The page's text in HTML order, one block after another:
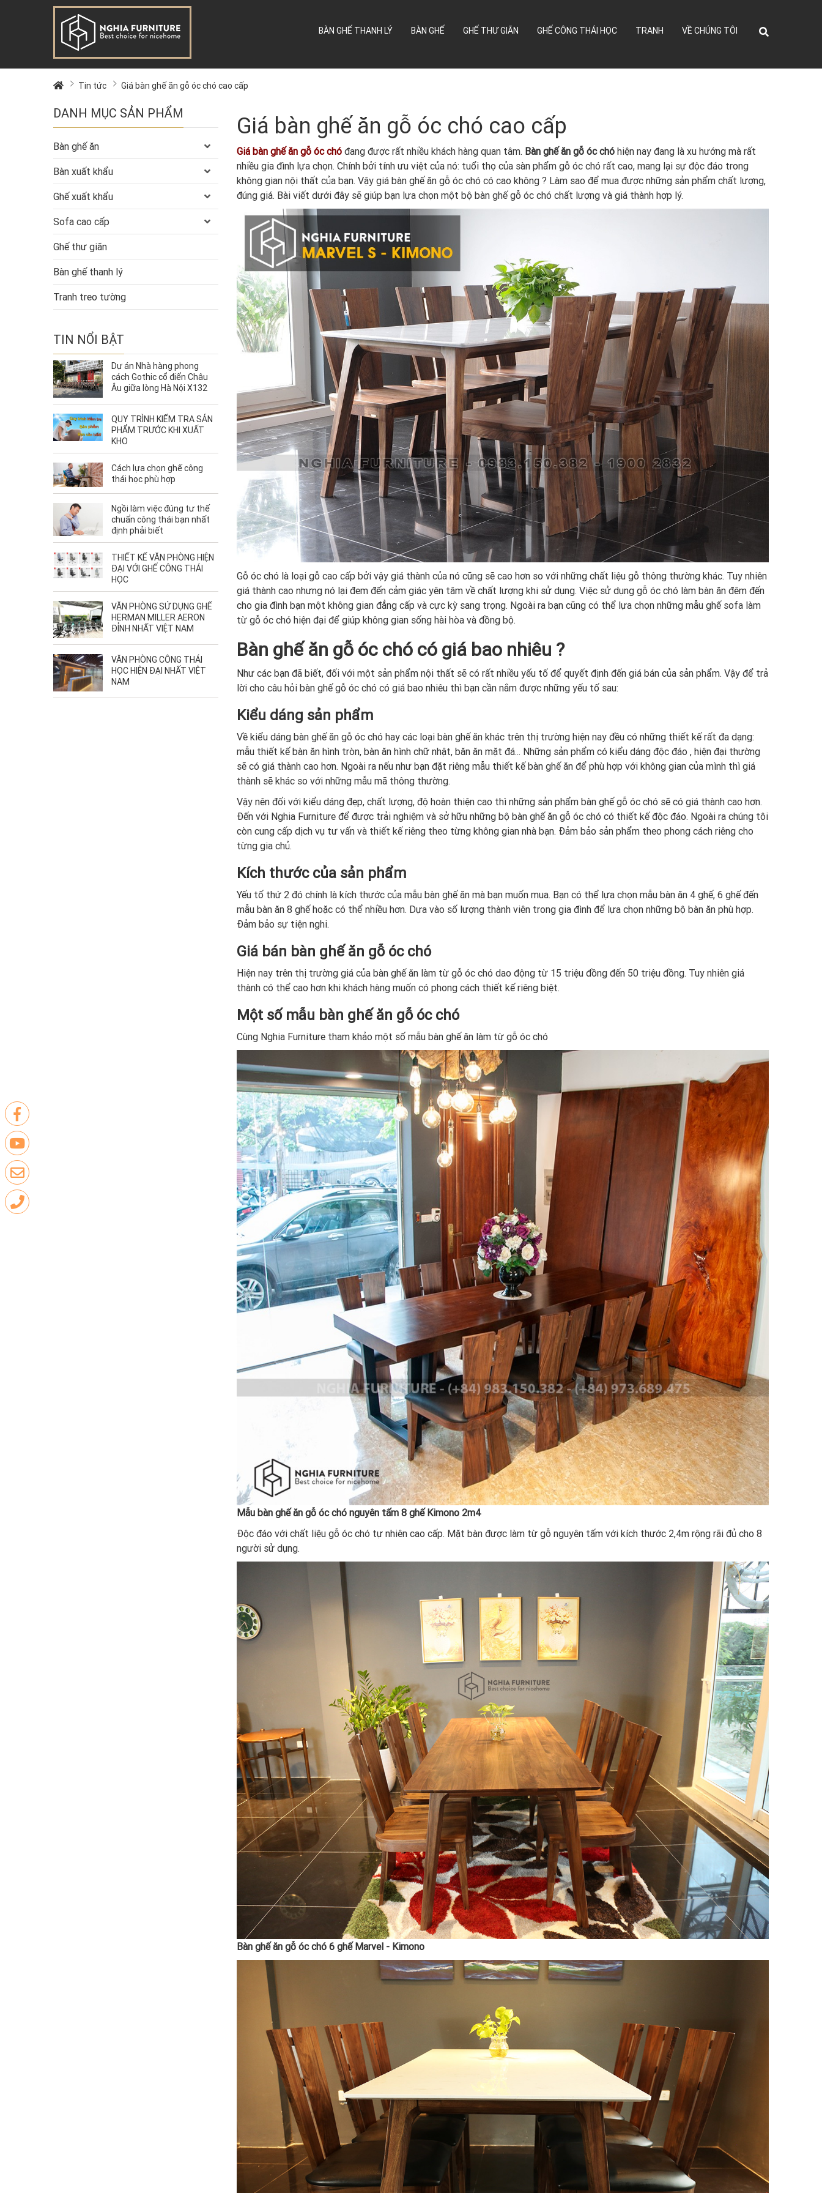
BÀN GHẾ THANH LÝ BÀN GHẾ GHẾ THƯ GIÃN GHẾ CÔNG THÁI HỌC TRANH VỀ CHÚNG TÔI
Tin tức Giá bàn ghế ăn gỗ óc chó cao cấp
DANH MỤC SẢN PHẨM
Bàn ghế ăn
Bàn xuất khẩu
Ghế xuất khẩu
Sofa cao cấp
Ghế thư giãn
Bàn ghế thanh lý
Tranh treo tường
TIN NỔI BẬT
Dự án Nhà hàng phong
cách Gothic cổ điển Châu
Âu giữa lòng Hà Nội X132
QUY TRÌNH KIỂM TRA SẢN
PHẨM TRƯỚC KHI XUẤT
KHO
Cách lựa chọn ghế công
thái học phù hợp
Ngồi làm việc đúng tư thế
chuẩn công thái bạn nhất
định phải biết
THIẾT KẾ VĂN PHÒNG HIỆN
ĐẠI VỚI GHẾ CÔNG THÁI
HỌC
VĂN PHÒNG SỬ DỤNG GHẾ
HERMAN MILLER AERON
ĐỈNH NHẤT VIỆT NAM
VĂN PHÒNG CÔNG THÁI
HỌC HIỆN ĐẠI NHẤT VIỆT
NAM
Giá bàn ghế ăn gỗ óc chó cao cấp
Giá bàn ghế ăn gỗ óc chó đang được rất nhiều khách hàng quan tâm. Bàn ghế ăn gỗ óc chó hiện nay đang là xu hướng mà rất
nhiều gia đình lựa chọn. Chính bởi tính ưu việt của nó: tuổi thọ của sàn phẩm gỗ óc chó rất cao, mang lại sự độc đáo trong
không gian nội thất của bạn. Vậy giá bàn ghế ăn gỗ óc chó có cao không ? Làm sao để mua được những sản phẩm chất lượng,
đúng giá. Bài viết dưới đây sẽ giúp bạn lựa chọn một bộ bàn ghế gỗ óc chó chất lượng và giá thành hợp lý.
Gỗ óc chó là loại gỗ cao cấp bởi vậy giá thành của nó cũng sẽ cao hơn so với những chất liệu gỗ thông thường khác. Tuy nhiên
giá thành cao nhưng nó lại đem đến cảm giác yên tâm về chất lượng khi sử dụng. Việc sử dụng gỗ óc chó làm bàn ăn đêm đến
cho gia đình bạn một không gian đẳng cấp và cực kỳ sang trọng. Ngoài ra bạn cũng có thể lựa chọn những mẫu ghế sofa làm
từ gỗ óc chó hiện đại để giúp không gian sống hài hòa và đồng bộ.
Bàn ghế ăn gỗ óc chó có giá bao nhiêu ?
Như các bạn đã biết, đối với một sản phẩm nội thất sẽ có rất nhiều yếu tố để quyết định đến giá bán của sản phẩm. Vậy để trả
lời cho câu hỏi bàn ghế gỗ óc chó có giá bao nhiêu thì bạn cần nắm được những yếu tố sau:
Kiểu dáng sản phẩm
Về kiểu dáng bàn ghế ăn gỗ óc chó hay các loại bàn ghế ăn khác trên thị trường hiện nay đều có những thiết kế rất đa dạng:
mẫu thiết kế bàn ăn hình tròn, bàn ăn hình chữ nhật, băn ăn mặt đá... Những sản phẩm có kiểu dáng độc đáo , hiện đại thường
sẽ có giá thành cao hơn. Ngoài ra nếu như bạn đặt riêng mẫu thiết kế bàn ghế ăn để phù hợp với không gian của mình thì giá
thành sẽ khác so với những mẫu mã thông thường.
Vậy nên đối với kiểu dáng đẹp, chất lượng, độ hoàn thiện cao thì những sản phẩm bàn ghế gỗ óc chó sẽ có giá thành cao hơn.
Đến với Nghia Furniture để được trải nghiệm và sở hữu những bộ bàn ghế ăn gỗ óc chó có thiết kế độc đáo. Ngoài ra chúng tôi
còn cung cấp dịch vụ tư vấn và thiết kế riêng theo từng không gian nhà bạn. Đảm bảo sản phẩm theo phong cách riêng cho
từng gia chủ.
Kích thước của sản phẩm
Yếu tố thứ 2 đó chính là kích thước của mẫu bàn ghế ăn mà bạn muốn mua. Bạn có thể lựa chọn mẫu bàn ăn 4 ghế, 6 ghế đến
mẫu bàn ăn 8 ghế hoặc có thể nhiều hơn. Dựa vào số lượng thành viên trong gia đình để lựa chọn những bộ bàn ăn phù hợp.
Đảm bảo sự tiện nghi.
Giá bán bàn ghế ăn gỗ óc chó
Hiện nay trên thị trường giá của bàn ghế ăn làm từ gỗ óc chó dao động từ 15 triệu đồng đến 50 triệu đồng. Tuy nhiên giá
thành có thể cao hơn khi khách hàng muốn có phong cách thiết kế riêng biệt.
Một số mẫu bàn ghế ăn gỗ óc chó
Cùng Nghia Furniture tham khảo một số mẫu bàn ghế ăn làm từ gỗ óc chó
Mẫu bàn ghế ăn gỗ óc chó nguyên tấm 8 ghế Kimono 2m4
Độc đáo với chất liệu gỗ óc chó tự nhiên cao cấp. Mặt bàn được làm từ gỗ nguyên tấm với kích thước 2,4m rộng rãi đủ cho 8
người sử dụng.
Bàn ghế ăn gỗ óc chó 6 ghế Marvel - Kimono